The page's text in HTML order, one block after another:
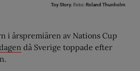
Toy Story. Foto: Roland Thunholm
i årspremiären av Nations Cup
då Sverige toppade efter